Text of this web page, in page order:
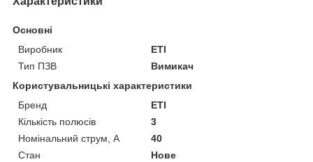
Основні
Виробник
ETI
Тип ПЗВ
Вимикач
Користувальницькі характеристики
Бренд
ETI
Кількість полюсів
3
Номінальний струм, А
40
Стан
Нове